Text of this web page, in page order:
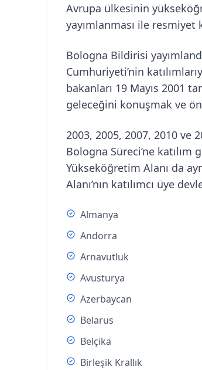
Avrupa ülkesinin
yayımlanması ile resmiyet
Bologna Bildirisi
Cumhuriyeti’nin
bakanları 19 Mayıs 2001
geleceğini konuşmak ve
2003, 2005, 2007, 2010 ve
Bologna Süreci’ne katılım
Yükseköğretim Alanı da
Alanı’nın katılımcı üye
Almanya
Andorra
Arnavutluk
Avusturya
Azerbaycan
Belarus
Belçika
Birleşik Krallık